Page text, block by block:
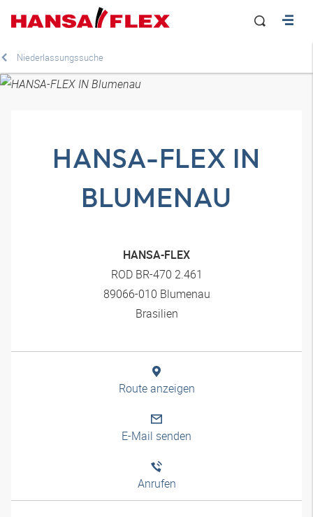
Niederlassungssuche
HANSA-FLEX IN
BLUMENAU
HANSA-FLEX
ROD BR-470 2.461
89066-010 Blumenau
Brasilien
Route anzeigen
E-Mail senden
Anrufen